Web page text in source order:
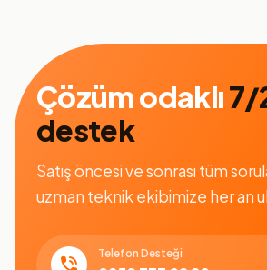
Çözüm odaklı7/
destek
Satış öncesi ve sonrası tüm
uzman teknik ekibimize her an
Telefon Desteği